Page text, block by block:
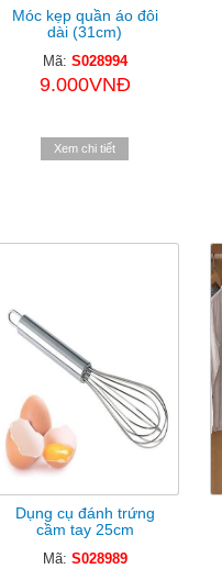
Móc kẹp quần áo đôi
dài (31cm)
Mã: S028994
9.000VNĐ
Xem chi tiết
Dụng cụ đánh trứng
cầm tay 25cm
Mã: S028989